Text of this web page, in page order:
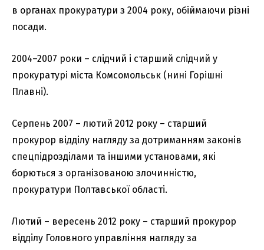
в органах прокуратури з 2004 року, обіймаючи різні
посади.
2004–2007 роки – слідчий і старший слідчий у
прокуратурі міста Комсомольськ (нині Горішні
Плавні).
Серпень 2007 – лютий 2012 року – старший
прокурор відділу нагляду за дотриманням законів
спецпідрозділами та іншими установами, які
борються з організованою злочинністю,
прокуратури Полтавської області.
Лютий – вересень 2012 року – старший прокурор
відділу Головного управління нагляду за